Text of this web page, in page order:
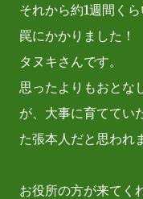
それから約1週間く
罠にかかりました！
タヌキさんです。
思ったよりもおとな
が、大事に育ててい
た張本人だと思われ
お役所の方が来てく